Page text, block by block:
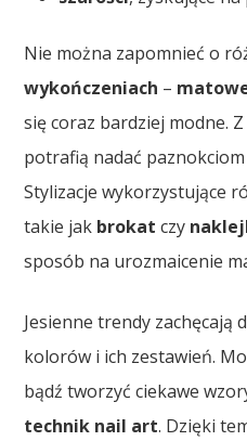
Nie można zapomnieć o
wykończeniach –
się coraz bardziej modne.
potrafią nadać
Stylizacje wykorzystujące
takie jak brokat czy
sposób na urozmaicenie
Jesienne trendy zachęcają
kolorów i ich zestawień.
bądź tworzyć ciekawe
technik nail art. Dzięki